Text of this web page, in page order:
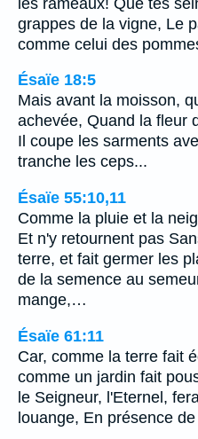
grappes de la vigne, Le
comme celui des
Ésaïe 18:5
Mais avant la moisson,
achevée, Quand la fleur
Il coupe les sarments
tranche les ceps...
Ésaïe 55:10,11
Comme la pluie et la
Et n'y retournent pas
terre, et fait germer les
de la semence au
mange,…
Ésaïe 61:11
Car, comme la terre fait
comme un jardin fait
le Seigneur, l'Eternel,
louange, En présence